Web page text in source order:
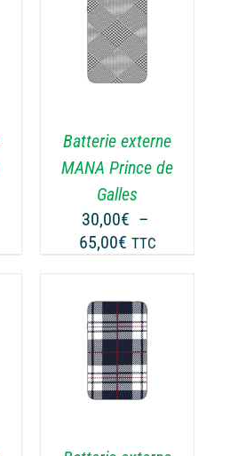
Batterie externe
MANA Prince de
Galles
30,00€ –
65,00€Plage
30,00€
à
65,00€
TTC